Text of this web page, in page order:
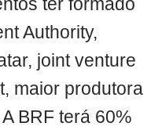
ter formado
Authority,
joint venture
maior produtora
BRF terá 60%